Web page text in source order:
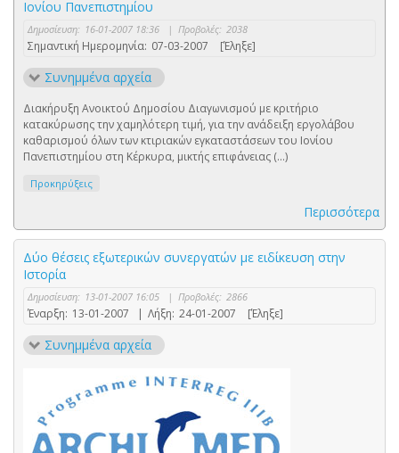
Ιονίου Πανεπιστημίου
Δημοσίευση: 16-01-2007 18:36 | Προβολές: 2038
Σημαντική Ημερομηνία: 07-03-2007 [Έληξε]
Συνημμένα αρχεία
Διακήρυξη Ανοικτού Δημοσίου Διαγωνισμού με κριτήριο
κατακύρωσης την χαμηλότερη τιμή, για την ανάδειξη εργολάβου
καθαρισμού όλων των κτιριακών εγκαταστάσεων του Ιονίου
Πανεπιστημίου στη Κέρκυρα, μικτής επιφάνειας (...)
Προκηρύξεις
Περισσότερα
Δύο θέσεις εξωτερικών συνεργατών με ειδίκευση στην
Ιστορία
Δημοσίευση: 13-01-2007 16:05 | Προβολές: 2866
Έναρξη: 13-01-2007 | Λήξη: 24-01-2007 [Έληξε]
Συνημμένα αρχεία